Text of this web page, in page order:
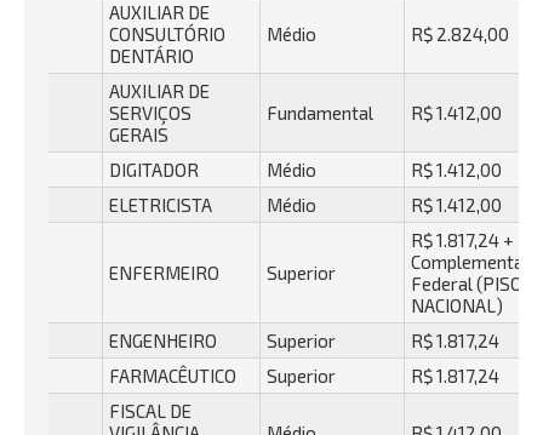
AUXILIAR DE
CONSULTÓRIO
DENTÁRIO
Médio R$ 2.824,00
AUXILIAR DE
SERVIÇOS
GERAIS
Fundamental R$ 1.412,00
DIGITADOR Médio
R$ 1.412,00
ELETRICISTA
Médio R$ 1.412,00
ENFERMEIRO Superior
R$ 1.817,24 +
Federal (PISO
NACIONAL)
ENGENHEIRO
Superior
R$ 1.817,24
FARMACÊUTICO
Superior
R$ 1.817,24
FISCAL DE